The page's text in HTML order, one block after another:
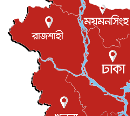
বিনোদন
যুক্তরাজ্যে বসবাসরত
সভা...
ইউকে কমিউনিটি
প্রধানমন্ত্রীকে সৌদি আরব
জাতীয়
জুলাই গণ-অভ্যুত্থান দিবস
জাতীয়